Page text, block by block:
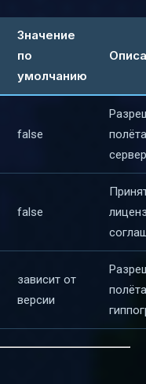
Значение
по
умолчанию
false
false
зависит от
версии